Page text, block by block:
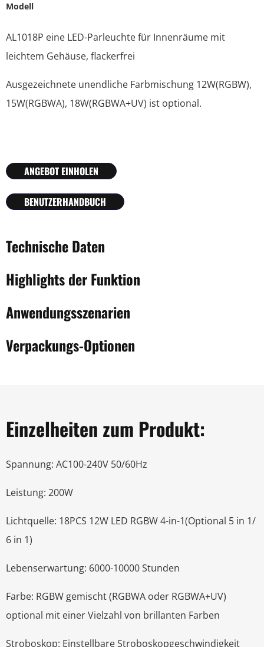
Modell
AL1018P eine LED-Parleuchte für Innenräume mit
leichtem Gehäuse, flackerfrei
Ausgezeichnete unendliche Farbmischung 12W(RGBW),
15W(RGBWA), 18W(RGBWA+UV) ist optional.
ANGEBOT EINHOLEN
BENUTZERHANDBUCH
Technische Daten
Highlights der Funktion
Anwendungsszenarien
Verpackungs-Optionen
Einzelheiten zum Produkt:
Spannung: AC100-240V 50/60Hz
Leistung: 200W
Lichtquelle: 18PCS 12W LED RGBW 4-in-1(Optional 5 in 1/
6 in 1)
Lebenserwartung: 6000-10000 Stunden
Farbe: RGBW gemischt (RGBWA oder RGBWA+UV)
optional mit einer Vielzahl von brillanten Farben
Stroboskop: Einstellbare Stroboskopgeschwindigkeit